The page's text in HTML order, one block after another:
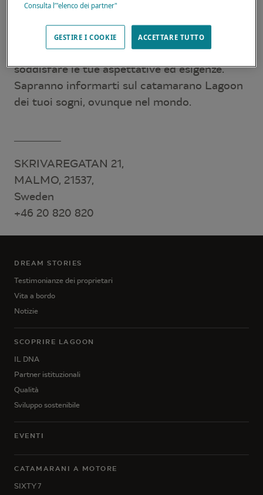
I nostri rivenditori sono disponibili per
soddisfare le tue aspettative ed esigenze.
Sapranno informarti sul catamarano Lagoon
dei tuoi sogni, ovunque nel mondo.
SKRIVAREGATAN 21,
MALMO, 21537,
Sweden
+46 20 820 820
DREAM STORIES
Testimonianze dei proprietari
Vita a bordo
Notizie
SCOPRIRE LAGOON
IL DNA
Partner istituzionali
Qualità
Sviluppo sostenibile
EVENTI
CATAMARANI A MOTORE
SIXTY 7
Consulta l’"elenco dei partner"
GESTIRE I COOKIE ACCETTARE TUTTO